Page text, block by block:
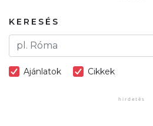
KERESÉS
Ajánlatok Cikkek